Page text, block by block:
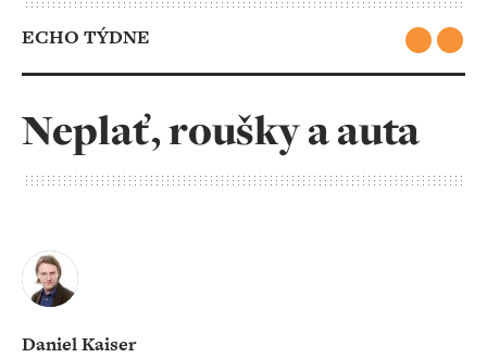
ECHO TÝDNE
Neplať, roušky a auta
Daniel Kaiser